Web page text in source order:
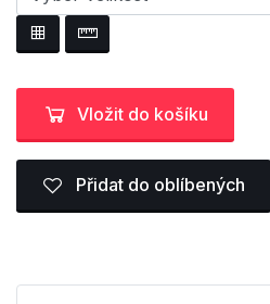
Vložit do košíku
Přidat do oblíbených